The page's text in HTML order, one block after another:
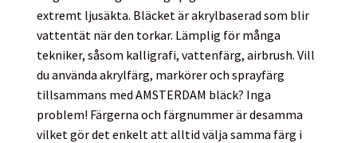
extremt ljusäkta. Bläcket är akrylbaserad som blir
vattentät när den torkar. Lämplig för många
tekniker, såsom kalligrafi, vattenfärg, airbrush. Vill
du använda akrylfärg, markörer och sprayfärg
tillsammans med AMSTERDAM bläck? Inga
problem! Färgerna och färgnummer är desamma
vilket gör det enkelt att alltid välja samma färg i